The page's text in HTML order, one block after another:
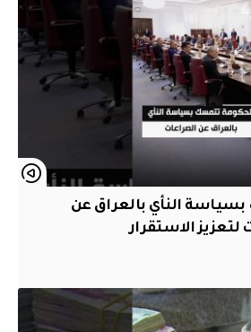
النأي بالعراق عن
الاستقرار